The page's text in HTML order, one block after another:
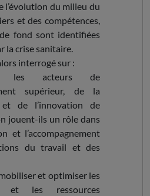
l’évolution du milieu du
et des compétences,
fond sont identifiées
la crise sanitaire.
interrogé sur :
les acteurs de
supérieur, de la
et de l’innovation de
jouent-ils un rôle dans
et l’accompagnement
du travail et des
et optimiser les
et les ressources